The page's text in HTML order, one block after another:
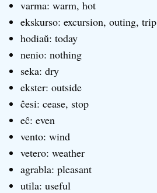
varma: warm, hot
ekskurso: excursion, outing, trip
hodiaŭ: today
nenio: nothing
seka: dry
ekster: outside
ĉesi: cease, stop
eĉ: even
vento: wind
vetero: weather
agrabla: pleasant
utila: useful